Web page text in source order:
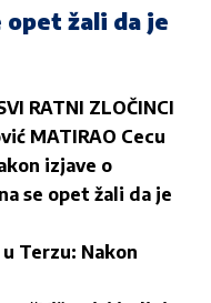
žali da je
RATNI ZLOČINCI
MATIRAO Cecu
izjave o
se opet žali da je
Terzu: Nakon